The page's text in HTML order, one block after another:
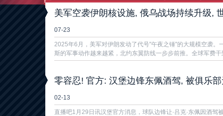
美军空袭伊朗核设施, 俄乌战场持续升级,
07-23
2025年6月，美军对伊朗发动了代号"午夜之锤"的大规模空袭。
斯的军事动作越来越紧，北约东翼防线一步步前推。全球军费
零容忍! 官方: 汉堡边锋东佩酒驾, 被俱乐
02-13
直播吧1月29日讯汉堡官方消息，球队边锋让·吕克·东佩因酒驾